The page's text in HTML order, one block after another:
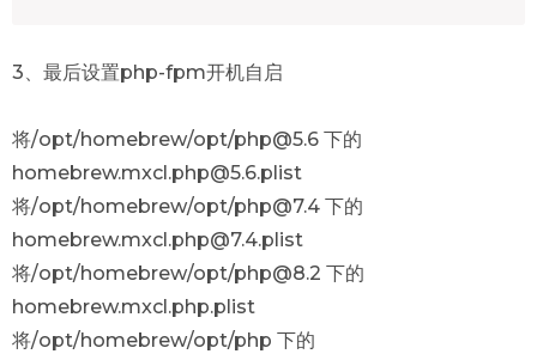
3、最后设置php-fpm开机自启
将/opt/homebrew/opt/php@5.6 下的
homebrew.mxcl.php@5.6.plist
将/opt/homebrew/opt/php@7.4 下的
homebrew.mxcl.php@7.4.plist
将/opt/homebrew/opt/php@8.2 下的
homebrew.mxcl.php.plist
将/opt/homebrew/opt/php 下的